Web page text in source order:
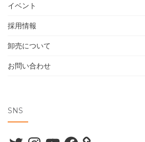
イベント
採用情報
卸売について
お問い合わせ
SNS
TwitterInstagramYouTubeFacebook